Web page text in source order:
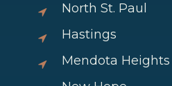
North St. Paul
Hastings
Mendota Heights